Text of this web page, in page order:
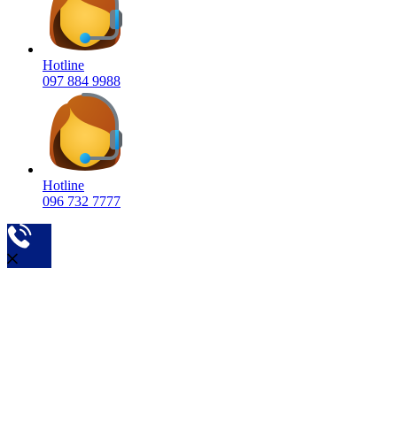
Hotline
097 884 9988
Hotline
096 732 7777